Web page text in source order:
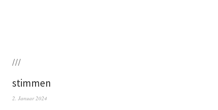
///
stimmen
2. Januar 2024